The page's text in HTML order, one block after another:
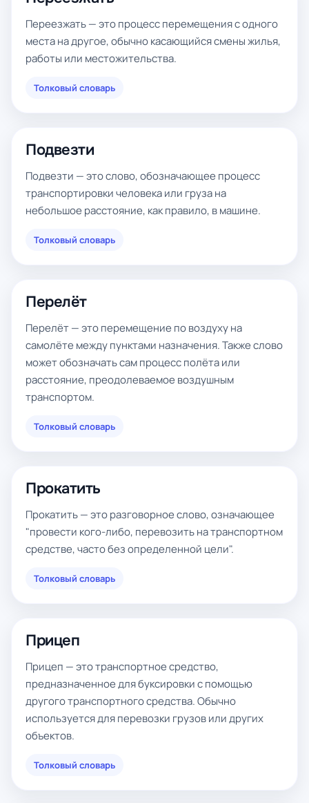
Переезжать — это процесс перемещения с одного
места на другое, обычно касающийся смены жилья,
работы или местожительства.
Толковый словарь
Подвезти
Подвезти — это слово, обозначающее процесс
транспортировки человека или груза на
небольшое расстояние, как правило, в машине.
Толковый словарь
Перелёт
Перелёт — это перемещение по воздуху на
самолёте между пунктами назначения. Также слово
может обозначать сам процесс полёта или
расстояние, преодолеваемое воздушным
транспортом.
Толковый словарь
Прокатить
Прокатить — это разговорное слово, означающее
"провести кого-либо, перевозить на транспортном
средстве, часто без определенной цели".
Толковый словарь
Прицеп
Прицеп — это транспортное средство,
предназначенное для буксировки с помощью
другого транспортного средства. Обычно
используется для перевозки грузов или других
объектов.
Толковый словарь